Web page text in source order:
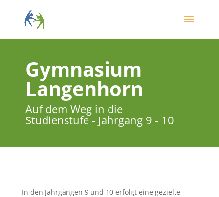
Gymnasium
Langenhorn
Auf dem Weg in die
Studienstufe - Jahrgang 9 - 10
In den Jahrgängen 9 und 10 erfolgt eine gezielte